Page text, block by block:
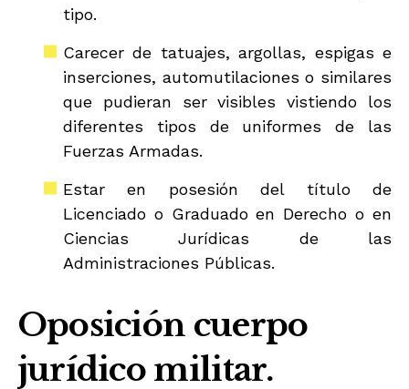
tipo.
Carecer de tatuajes, argollas, espigas e
inserciones, automutilaciones o similares
que pudieran ser visibles vistiendo los
diferentes tipos de uniformes de las
Fuerzas Armadas.
Estar en posesión del título de
Licenciado o Graduado en Derecho o en
Ciencias Jurídicas de las
Administraciones Públicas.
Oposición cuerpo
jurídico militar.